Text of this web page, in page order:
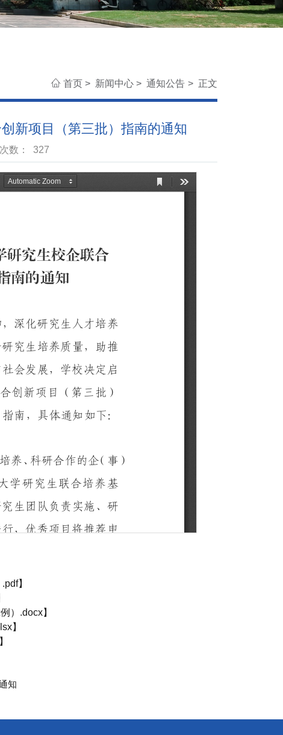
首页 > 新闻中心 > 通知公告 > 正文
新项目（第三批）指南的通知
数： 327
.pdf】
）.docx】
】
知